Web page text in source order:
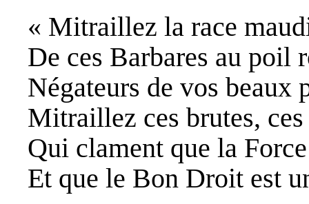
« Mitraillez la race
De ces Barbares au poil
Négateurs de vos beaux
Mitraillez ces brutes,
Qui clament que la
Et que le Bon Droit est